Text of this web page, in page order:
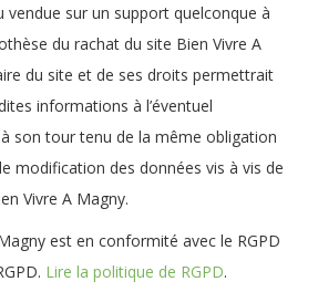
vendue sur un support quelconque à
du rachat du site Bien Vivre A
du site et de ses droits permettrait
informations à l’éventuel
son tour tenu de la même obligation
modification des données vis à vis de
Vivre A Magny.
est en conformité avec le RGPD
Lire la politique de RGPD.